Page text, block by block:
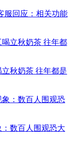
服回应：相关功能
秋奶茶 往年都是
数百人围观恐大